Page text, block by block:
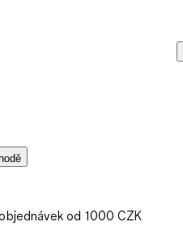
od 1000 CZK